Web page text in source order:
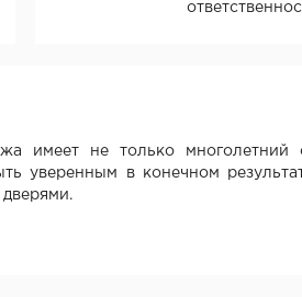
имеет не только
уверенным в конечном